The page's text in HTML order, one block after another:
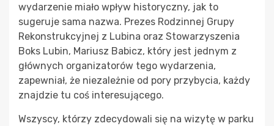
wydarzenie miało wpływ historyczny, jak to
sugeruje sama nazwa. Prezes Rodzinnej Grupy
Rekonstrukcyjnej z Lubina oraz Stowarzyszenia
Boks Lubin, Mariusz Babicz, który jest jednym z
głównych organizatorów tego wydarzenia,
zapewniał, że niezależnie od pory przybycia, każdy
znajdzie tu coś interesującego.
Wszyscy, którzy zdecydowali się na wizytę w parku